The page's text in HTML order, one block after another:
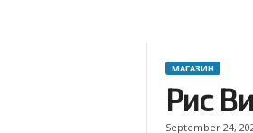
МАГАЗИН
Рис
September 24,